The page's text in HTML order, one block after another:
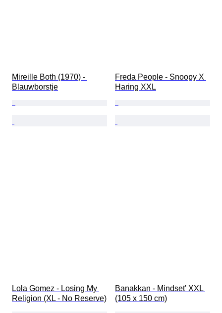
Mireille Both (1970) -
Blauwborstje
Freda People - Snoopy X
Haring XXL
Lola Gomez - Losing My
Religion (XL - No Reserve)
Banakkan - Mindset' XXL
(105 x 150 cm)